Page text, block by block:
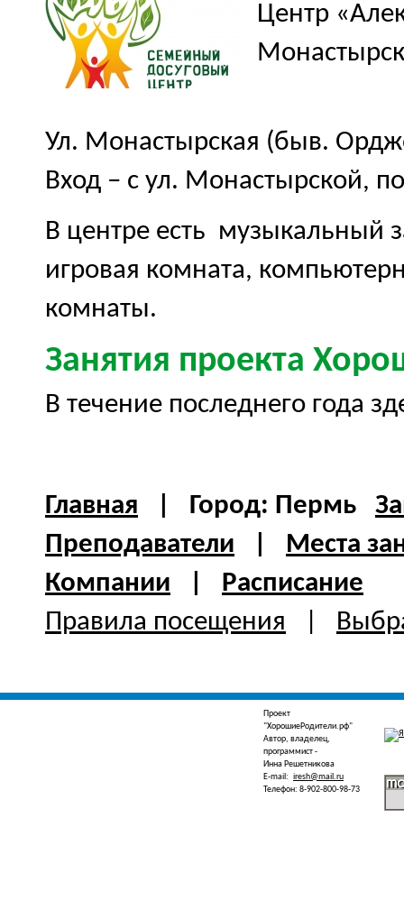
Центр
Ул. Монастырская (быв.
Вход – с ул. Монастырской,
В центре есть музыкальный
игровая комната,
комнаты.
Занятия проекта
В течение последнего года
Главная | Город: Пермь
Преподаватели
Места
Компании
Расписание
Правила посещения
Проект
"ХорошиеРодители.рф"
Автор, владелец,
программист -
Инна Решетникова
E-mail: iresh@mail.ru
Телефон: 8-902-800-98-73